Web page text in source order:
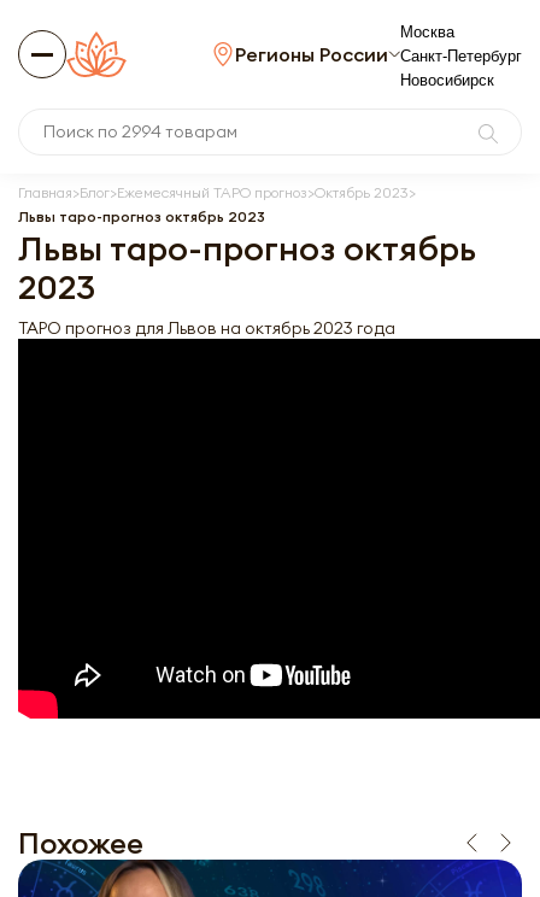
Регионы России
Москва
Санкт-Петербург
Новосибирск
Главная Блог Ежемесячный ТАРО прогноз Октябрь 2023
Львы таро-прогноз октябрь 2023
Львы таро-прогноз октябрь
2023
ТАРО прогноз для Львов на октябрь 2023 года
Похожее